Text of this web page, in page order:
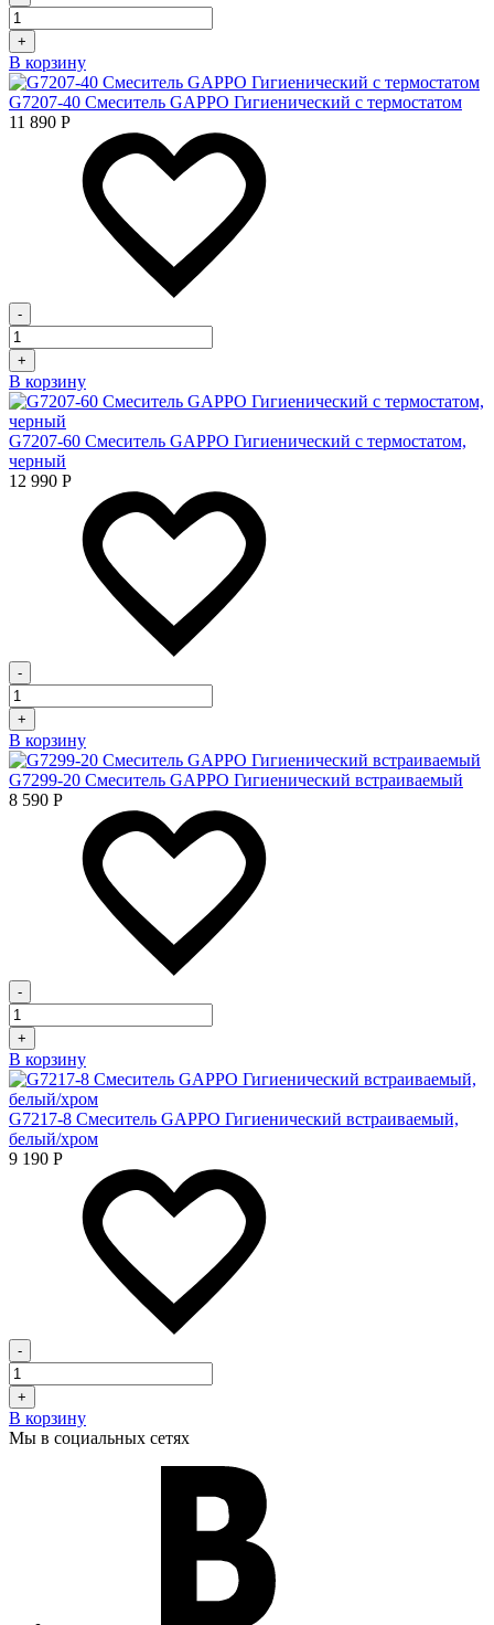
+
В корзину
G7207-40 Смеситель GAPPO Гигиенический с термостатом
11 890 Р
-
+
В корзину
G7207-60 Смеситель GAPPO Гигиенический с термостатом,
черный
12 990 Р
-
+
В корзину
G7299-20 Смеситель GAPPO Гигиенический встраиваемый
8 590 Р
-
+
В корзину
G7217-8 Смеситель GAPPO Гигиенический встраиваемый,
белый/хром
9 190 Р
-
+
В корзину
Мы в социальных сетях